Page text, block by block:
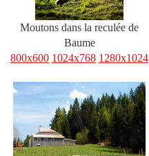
Moutons dans la reculée de
Baume
800x600 1024x768 1280x1024